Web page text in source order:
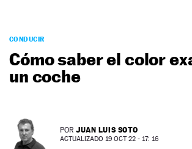
PODCAST
MOTOS
TECNOLOGÍA
PREMIOS
SERVICIOS
CONDUCIR
Cómo saber el color
un coche
POR JUAN LUIS SOTO
ACTUALIZADO 19 OCT 22 - 17: 16